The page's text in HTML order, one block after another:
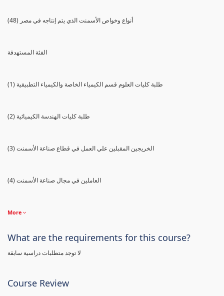
(48) أنواع وخواص الأسمنت الذي يتم إنتاجه في مصر
الفئة المستهدفة
(1) طلبة كليات العلوم قسم الكيمياء الخاصة والكيمياء التطبيقية
(2) طلبة كليات الهندسة الكيميائية
(3) الخريجين المقبلين علي العمل في قطاع صناعة الأسمنت
(4) العاملين في مجال صناعة الأسمنت
More
What are the requirements for this course?
لا توجد متطلبات دراسية سابقة
Course Review